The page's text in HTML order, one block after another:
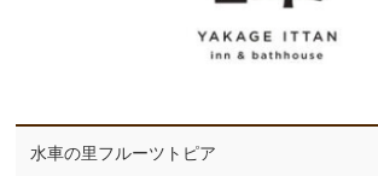
水車の里フルーツトピア